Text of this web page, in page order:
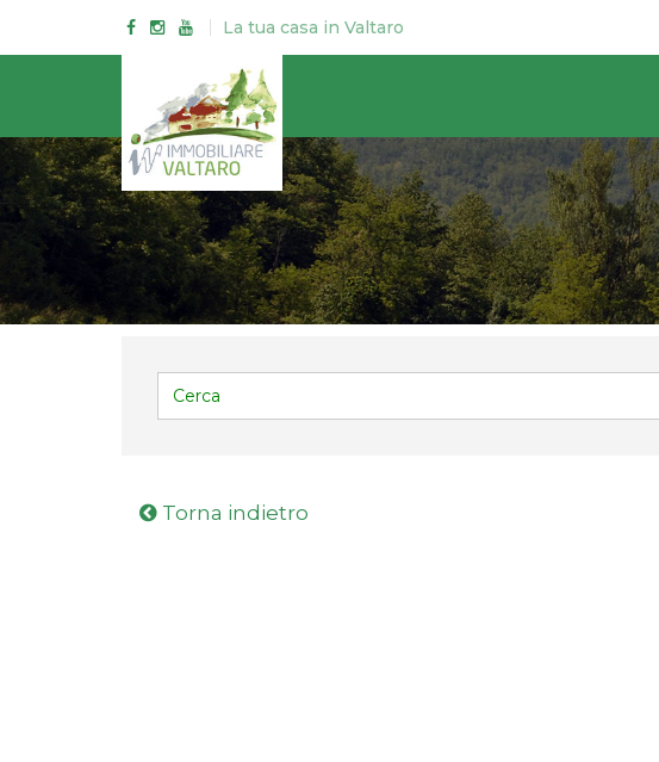
La tua casa in Valtaro
Torna indietro